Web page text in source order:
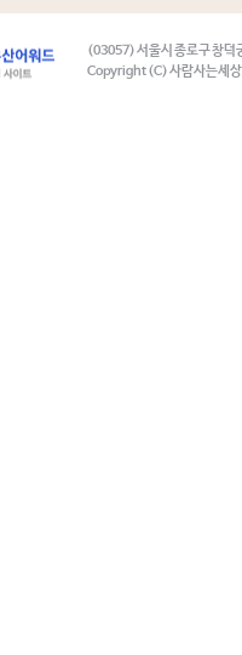
(03057) 서울시 종로구 창덕
Copyright (C) 사람사는세